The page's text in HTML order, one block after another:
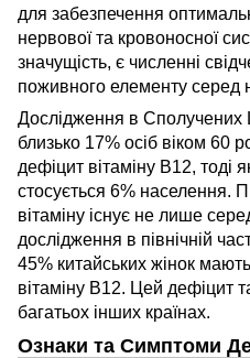
для забезпечення
нервової та кровоносної
значущість, є численні
поживного елементу серед
Дослідження в
близько 17% осіб віком 60
дефіцит вітаміну B12, тоді
стосується 6% населення.
вітаміну існує не лише
дослідження в північній
45% китайських жінок
вітаміну B12. Цей дефіцит
багатьох інших країнах.
Ознаки та Симптоми